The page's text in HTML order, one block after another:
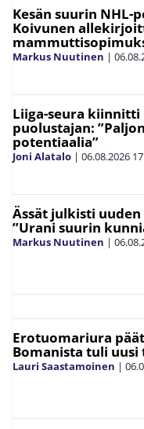
Kesän suurin NHL-
Koivunen
Markus Nuutinen |
Liiga-seura kiinnitti
puolustajan:
potentiaalia”
Joni Alatalo | 06.08.2026
Ässät julkisti
”Urani suurin
Markus Nuutinen |
Erotuomariura
Bomanista tuli uusi
Lauri Saastamoinen |